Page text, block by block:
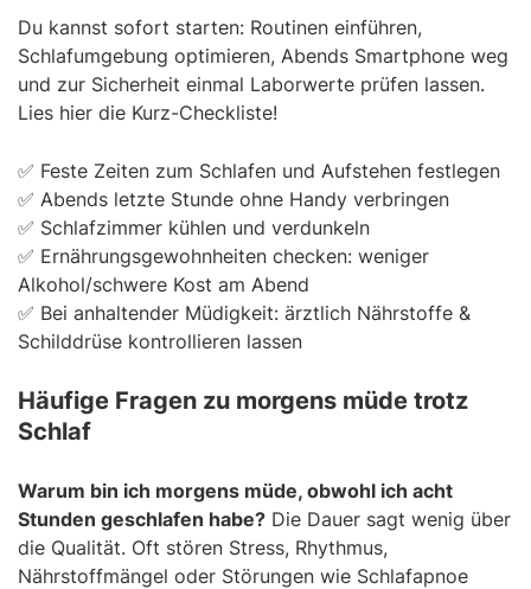
Du kannst sofort starten: Routinen einführen,
Schlafumgebung optimieren, Abends Smartphone weg
und zur Sicherheit einmal Laborwerte prüfen lassen.
Lies hier die Kurz-Checkliste!
✅ Feste Zeiten zum Schlafen und Aufstehen festlegen
✅ Abends letzte Stunde ohne Handy verbringen
✅ Schlafzimmer kühlen und verdunkeln
✅ Ernährungsgewohnheiten checken: weniger
Alkohol/schwere Kost am Abend
✅ Bei anhaltender Müdigkeit: ärztlich Nährstoffe &
Schilddrüse kontrollieren lassen
Häufige Fragen zu morgens müde trotz
Schlaf
Warum bin ich morgens müde, obwohl ich acht
Stunden geschlafen habe? Die Dauer sagt wenig über
die Qualität. Oft stören Stress, Rhythmus,
Nährstoffmängel oder Störungen wie Schlafapnoe